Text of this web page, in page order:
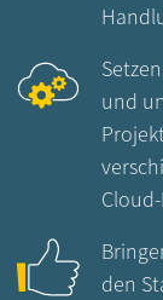
und
den